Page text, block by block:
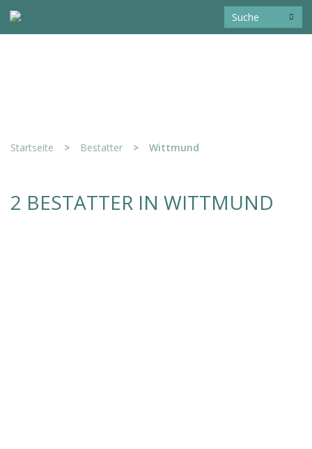
Startseite > Bestatter > Wittmund
2 BESTATTER IN WITTMUND